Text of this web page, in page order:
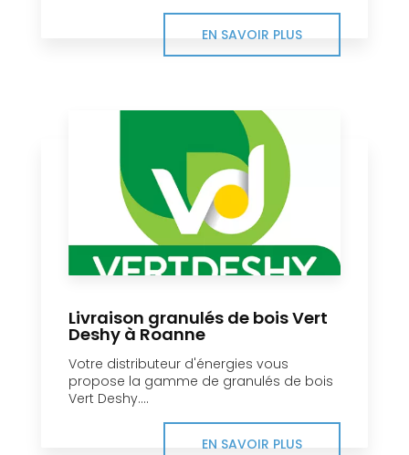
EN SAVOIR PLUS
Livraison granulés de bois Vert
Deshy à Roanne
Votre distributeur d'énergies vous
propose la gamme de granulés de bois
Vert Deshy....
EN SAVOIR PLUS